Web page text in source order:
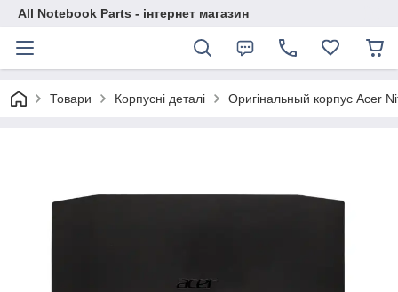
All Notebook Parts - інтернет магазин
Товари Корпусні деталі Оригінальный корпус Acer